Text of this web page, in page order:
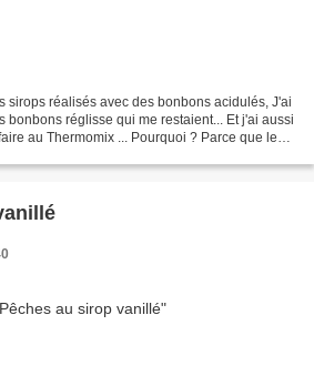
sirops réalisés avec des bonbons acidulés, J'ai
bonbons réglisse qui me restaient... Et j'ai aussi
au Thermomix ... Pourquoi ? Parce que les